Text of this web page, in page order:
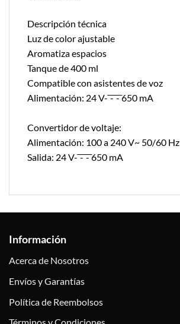
Descripción técnica
Luz de color ajustable
Aromatiza espacios
Tanque de 400 ml
Compatible con asistentes de voz
Alimentación: 24 V- ͞- ͞- 650 mA
Convertidor de voltaje:
Alimentación: 100 a 240 V~ 50/60
Salida: 24 V- ͞- ͞- 650 mA
Información
Acerca de Nosotros
Envíos y Garantías
Política de Reembolsos